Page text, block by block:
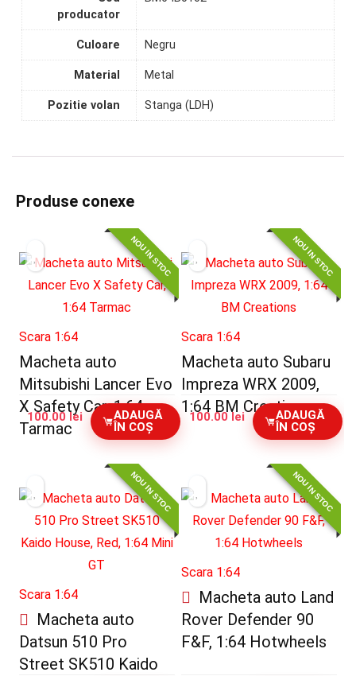
producator
Culoare Negru
Material Metal
Pozitie volan Stanga (LDH)
Produse conexe
NOU IN STOC
Scara 1:64
Macheta auto
Mitsubishi Lancer Evo
X Safety Car, 1:64
Tarmac
100.00lei
ADAUGĂ
ÎN COȘ
NOU IN STOC
Scara 1:64
Macheta auto Subaru
Impreza WRX 2009,
1:64 BM Creations
100.00lei
ADAUGĂ
ÎN COȘ
NOU IN STOC
Scara 1:64
Macheta auto
Datsun 510 Pro
Street SK510 Kaido
NOU IN STOC
Scara 1:64
Macheta auto Land
Rover Defender 90
F&F, 1:64 Hotwheels